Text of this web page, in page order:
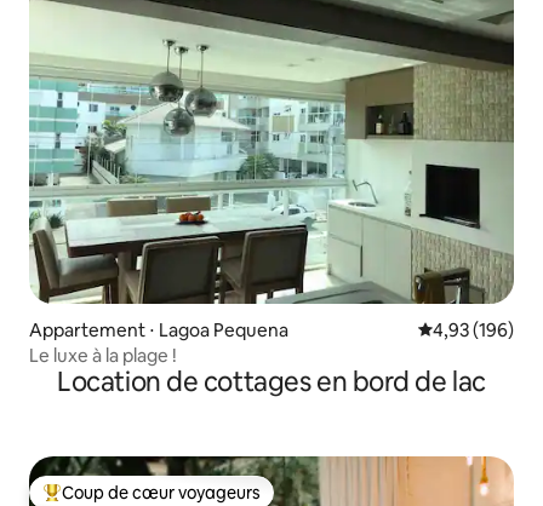
Appartement ⋅ Lagoa Pequena Évaluation
4,93 (196)
Le luxe à la plage !
Location de cottages en bord de lac
Coup de cœur voyageurs